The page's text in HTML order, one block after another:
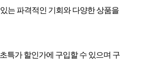
는 파격적인 기회와 다양한 상품을
특가 할인가에 구입할 수 있으며 구